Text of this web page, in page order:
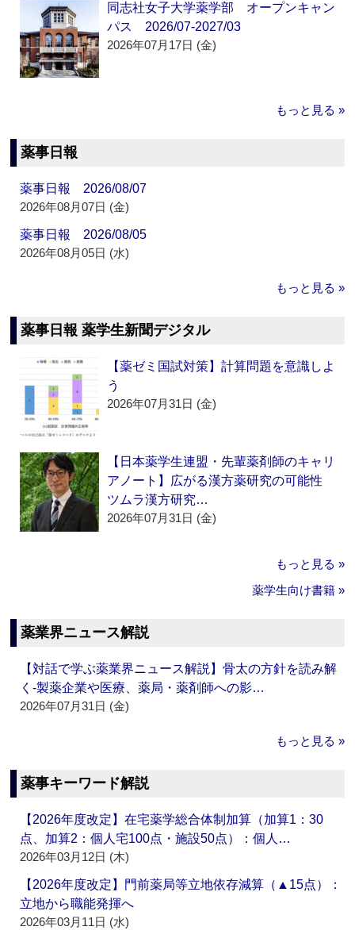
同志社女子大学薬学部 オープンキャン
パス 2026/07-2027/03
2026年07月17日 (金)
もっと見る »
薬事日報
薬事日報 2026/08/07
2026年08月07日 (金)
薬事日報 2026/08/05
2026年08月05日 (水)
もっと見る »
薬事日報 薬学生新聞デジタル
【薬ゼミ国試対策】計算問題を意識しよ
う
2026年07月31日 (金)
【日本薬学生連盟・先輩薬剤師のキャリ
アノート】広がる漢方薬研究の可能性
ツムラ漢方研究…
2026年07月31日 (金)
もっと見る »
薬学生向け書籍 »
薬業界ニュース解説
【対話で学ぶ薬業界ニュース解説】骨太の方針を読み解
く‐製薬企業や医療、薬局・薬剤師への影…
2026年07月31日 (金)
もっと見る »
薬事キーワード解説
【2026年度改定】在宅薬学総合体制加算（加算1：30
点、加算2：個人宅100点・施設50点）：個人…
2026年03月12日 (木)
【2026年度改定】門前薬局等立地依存減算（▲15点）：
立地から職能発揮へ
2026年03月11日 (水)